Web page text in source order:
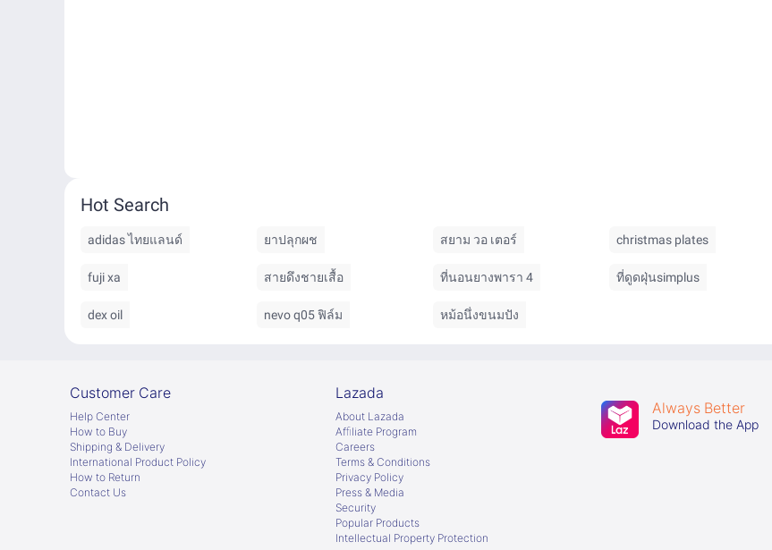
Hot Search
adidas ไทยแลนด์ ยาปลุกผช สยาม วอ เตอร์ christmas plates
fuji xa สายดึงชายเสื้อ ที่นอนยางพารา 4 ที่ดูดฝุ่นsimplus
dex oil nevo q05 ฟิล์ม หม้อนึ่งขนมปัง
Customer Care
Help Center
How to Buy
Shipping & Delivery
International Product Policy
How to Return
Contact Us
Lazada
About Lazada
Afﬁliate Program
Careers
Terms & Conditions
Privacy Policy
Press & Media
Security
Popular Products
Intellectual Property Protection
Always Better
Download the App